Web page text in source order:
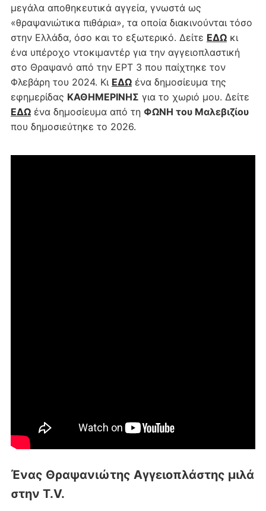
μεγάλα αποθηκευτικά αγγεία, γνωστά ως
«θραψανιώτικα πιθάρια», τα οποία διακινούνται τόσο
στην Ελλάδα, όσο και το εξωτερικό. Δείτε ΕΔΩκι
ένα υπέροχο ντοκιμαντέρ για την αγγειοπλαστική
στο Θραψανό από την ΕΡΤ 3 που παίχτηκε τον
Φλεβάρη του 2024. Κι ΕΔΩένα δημοσίευμα της
εφημερίδας ΚΑΘΗΜΕΡΙΝΗΣ για το χωριό μου. Δείτε
ΕΔΩένα δημοσίευμα από τη ΦΩΝΗ του Μαλεβιζίου
που δημοσιεύτηκε το 2026.
Ένας Θραψανιώτης Αγγειοπλάστης μιλά
στην T.V.